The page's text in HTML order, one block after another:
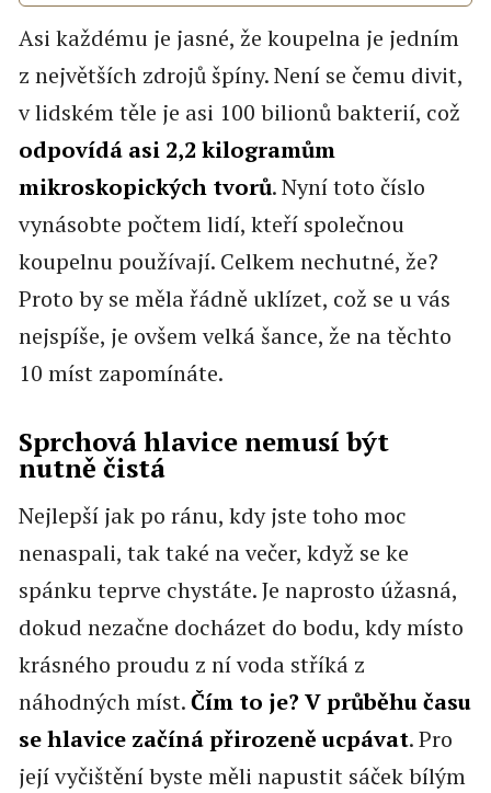
Asi každému je jasné, že koupelna je jedním
z největších zdrojů špíny. Není se čemu divit,
v lidském těle je asi 100 bilionů bakterií, což
odpovídá asi 2,2 kilogramům
mikroskopických tvorů. Nyní toto číslo
vynásobte počtem lidí, kteří společnou
koupelnu používají. Celkem nechutné, že?
Proto by se měla řádně uklízet, což se u vás
nejspíše, je ovšem velká šance, že na těchto
10 míst zapomínáte.
Sprchová hlavice nemusí být
nutně čistá
Nejlepší jak po ránu, kdy jste toho moc
nenaspali, tak také na večer, když se ke
spánku teprve chystáte. Je naprosto úžasná,
dokud nezačne docházet do bodu, kdy místo
krásného proudu z ní voda stříká z
náhodných míst.Čím to je? V průběhu času
se hlavice začíná přirozeně ucpávat. Pro
její vyčištění byste měli napustit sáček bílým